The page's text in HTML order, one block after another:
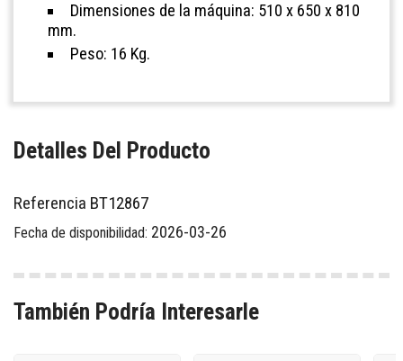
Dimensiones de la máquina: 510 x 650 x 810
mm.
Peso: 16 Kg.
Detalles Del Producto
Referencia BT12867
Fecha de disponibilidad: 2026-03-26
También Podría Interesarle